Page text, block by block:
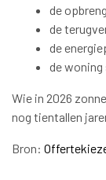
de
de
de
de
Wie in 2026
nog tientallen
Bron: